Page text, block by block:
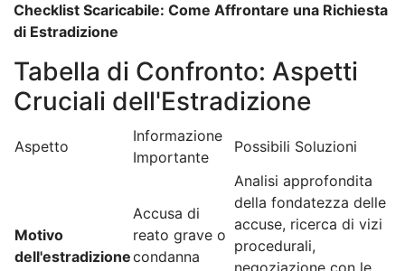
Checklist Scaricabile: Come Affrontare una Richiesta
di Estradizione
Tabella di Confronto: Aspetti
Cruciali dell'Estradizione
Aspetto
Informazione
Importante
Possibili Soluzioni
Motivo
dell'estradizione
Accusa di
reato grave o
condanna
Analisi approfondita
della fondatezza delle
accuse, ricerca di vizi
procedurali,
negoziazione con le